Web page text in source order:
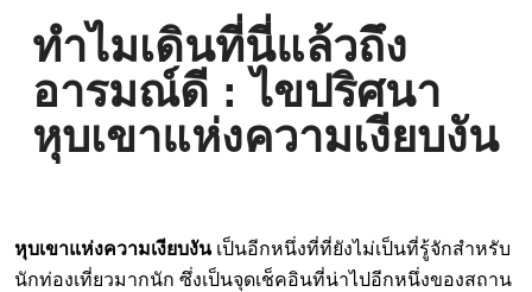
ทำไมเดินที่นี่แล้วถึง
อารมณ์ดี : ไขปริศนา
หุบเขาแห่งความเงียบงัน
หุบเขาแห่งความเงียบงัน เป็นอีกหนึ่งที่ที่ยังไม่เป็นที่รู้จักสำหรับ
นักท่องเที่ยวมากนัก ซึ่งเป็นจุดเช็คอินที่น่าไปอีกหนึ่งของสถาน